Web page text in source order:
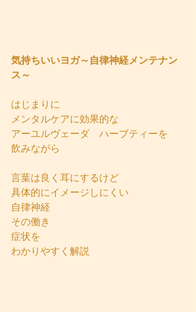
気持ちいいヨガ～自律神経メンテナン
ス～
はじまりに
メンタルケアに効果的な
アーユルヴェーダ　ハーブティーを
飲みながら
言葉は良く耳にするけど
具体的にイメージしにくい
自律神経
その働き
症状を
わかりやすく解説